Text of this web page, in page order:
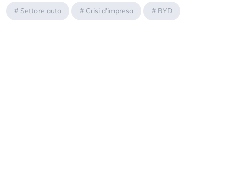
# Settore auto # Crisi d’impresa # BYD